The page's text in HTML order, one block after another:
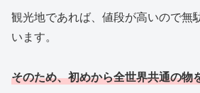
観光地であれば、値段が高いので無
います。
そのため、初めから全世界共通の物